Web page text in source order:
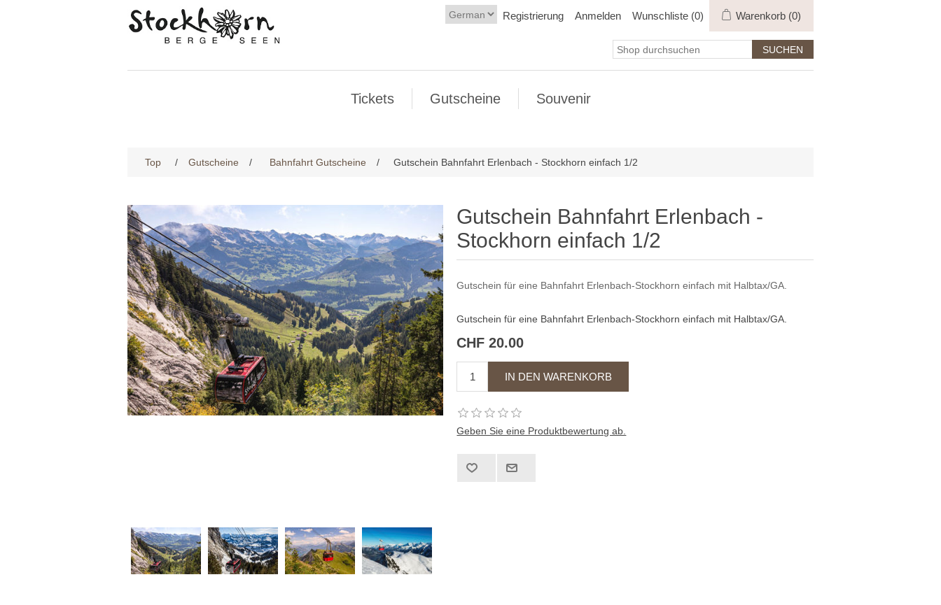
Registrierung Anmelden Wunschliste (0) Warenkorb (0)
Tickets Gutscheine Souvenir
Top / Gutscheine / Bahnfahrt Gutscheine / Gutschein Bahnfahrt Erlenbach - Stockhorn einfach 1/2
Gutschein Bahnfahrt Erlenbach -
Stockhorn einfach 1/2
Gutschein für eine Bahnfahrt Erlenbach-Stockhorn einfach mit Halbtax/GA.
Gutschein für eine Bahnfahrt Erlenbach-Stockhorn einfach mit Halbtax/GA.
CHF 20.00
Geben Sie eine Produktbewertung ab.